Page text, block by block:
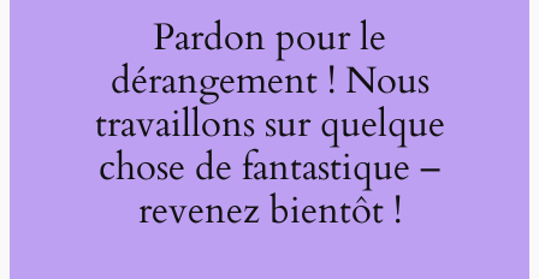
Pardon pour le
dérangement ! Nous
travaillons sur quelque
chose de fantastique –
revenez bientôt !